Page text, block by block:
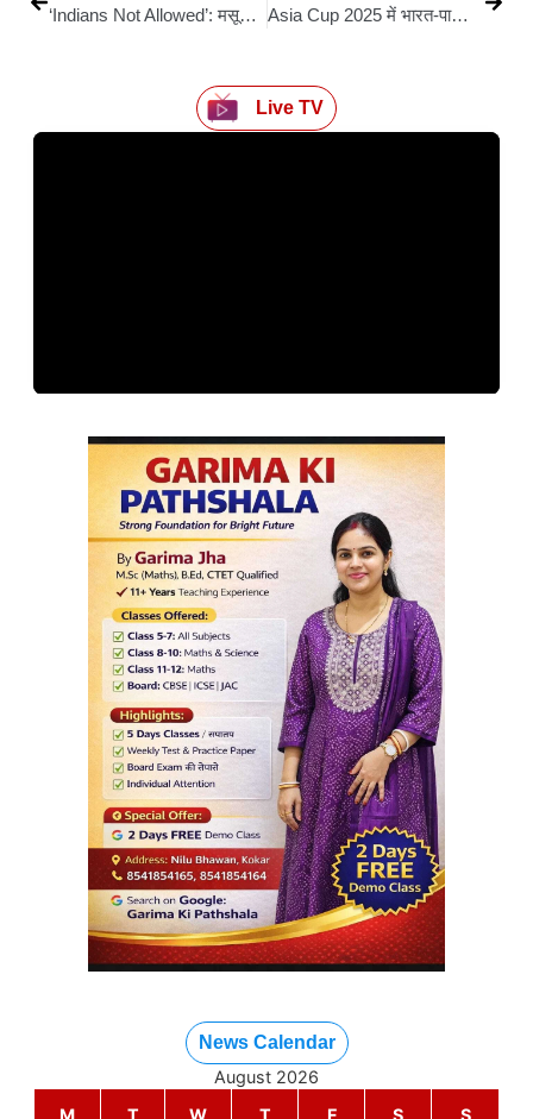
‘Indians Not Allowed’: मसूरी की माल रोड पर ब्रिटिश दौर में लगा था शर्मनाक बोर्ड Asia Cup 2025 में भारत-पाकिस्तान के बीच होगा हाईवोल्टेज मुकाबला! तारीख का खुलासा, जानें कब होगा
Live TV
News Calendar
August 2026
M
T W T F S S